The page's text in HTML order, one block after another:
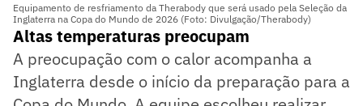
Equipamento de resfriamento da Therabody que será usado pela Seleção da
Inglaterra na Copa do Mundo de 2026 (Foto: Divulgação/Therabody)
Altas temperaturas preocupam
A preocupação com o calor acompanha a
Inglaterra desde o início da preparação para a